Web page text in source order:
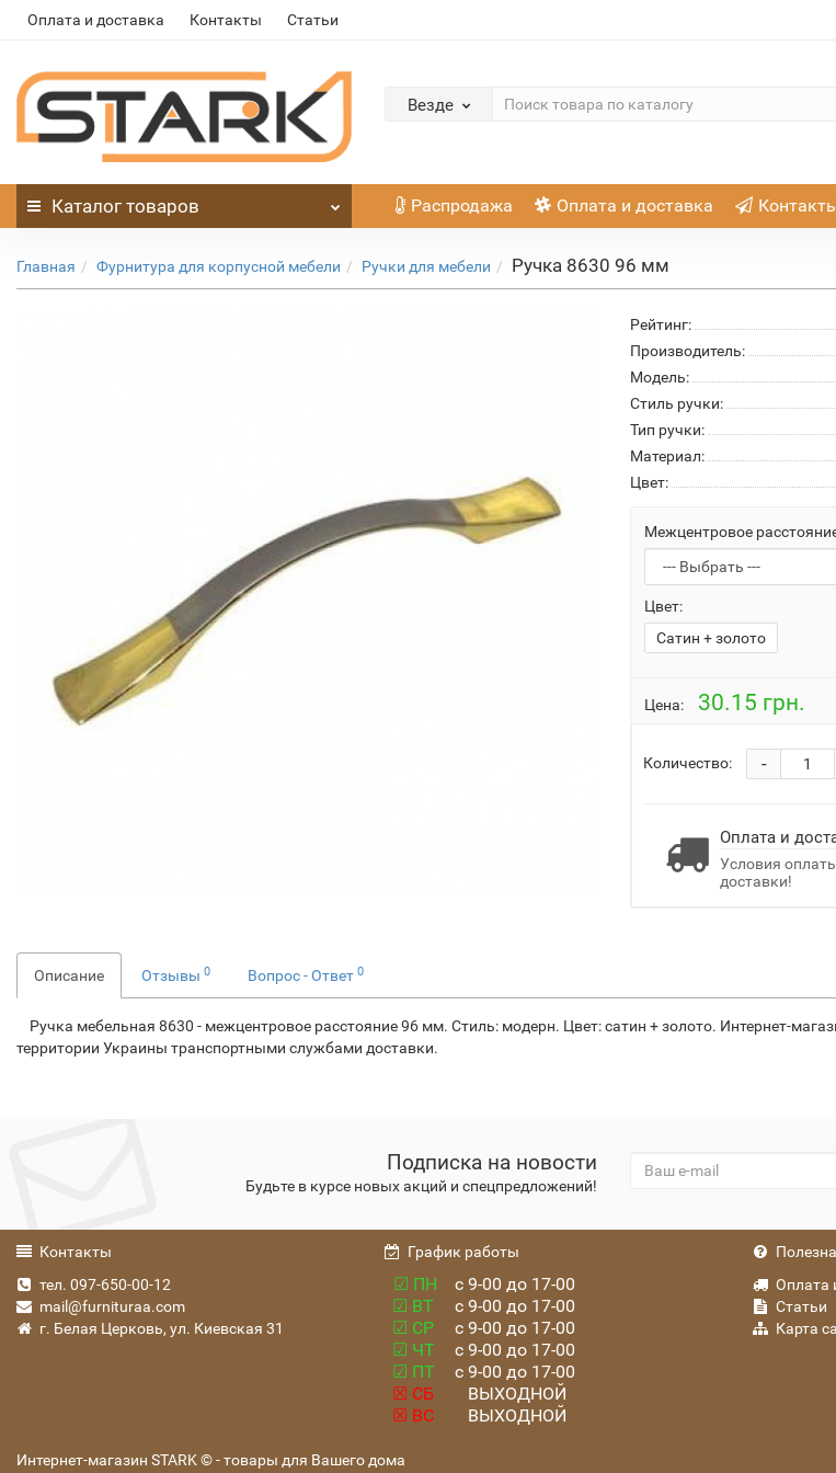
Оплата и доставка Контакты Статьи
Везде
Каталог товаров Распродажа Оплата и доставка
Главная Фурнитура для корпусной мебели Ручки для мебели Ручка 8630 96 мм
Рейтинг:
Производитель:
Модель:
Стиль ручки:
Тип ручки:
Материал:
Цвет:
Межцентровое
Цвет:
Сатин + золото
Цена: 30.15 грн.
Количество: -
Оплата и
Условия
доставки!
Описание Отзывы 0 Вопрос - Ответ 0
Ручка мебельная 8630 - межцентровое расстояние 96 мм. Стиль: модерн. Цвет: сатин + золото. Интернет-
территории Украины транспортными службами доставки.
Подписка на новости
Будьте в курсе новых акций и спецпредложений!
Контакты
тел. 097-650-00-12
mail@furnituraa.com
г. Белая Церковь, ул. Киевская 31
График работы
☑ ПН
с 9-00 до 17-00
☑ ВТ
с 9-00 до 17-00
☑ СР
с 9-00 до 17-00
☑ ЧТ
с 9-00 до 17-00
☑ ПТ
с 9-00 до 17-00
☒ СБ
ВЫХОДНОЙ
☒ ВС
ВЫХОДНОЙ
Оплата
Статьи
Карта
Интернет-магазин STARK © - товары для Вашего дома